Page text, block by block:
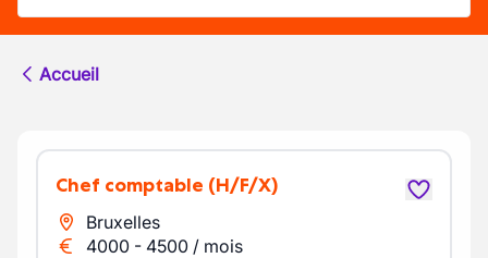
Accueil
Chef comptable (H/F/X)
Bruxelles
4000 - 4500 / mois